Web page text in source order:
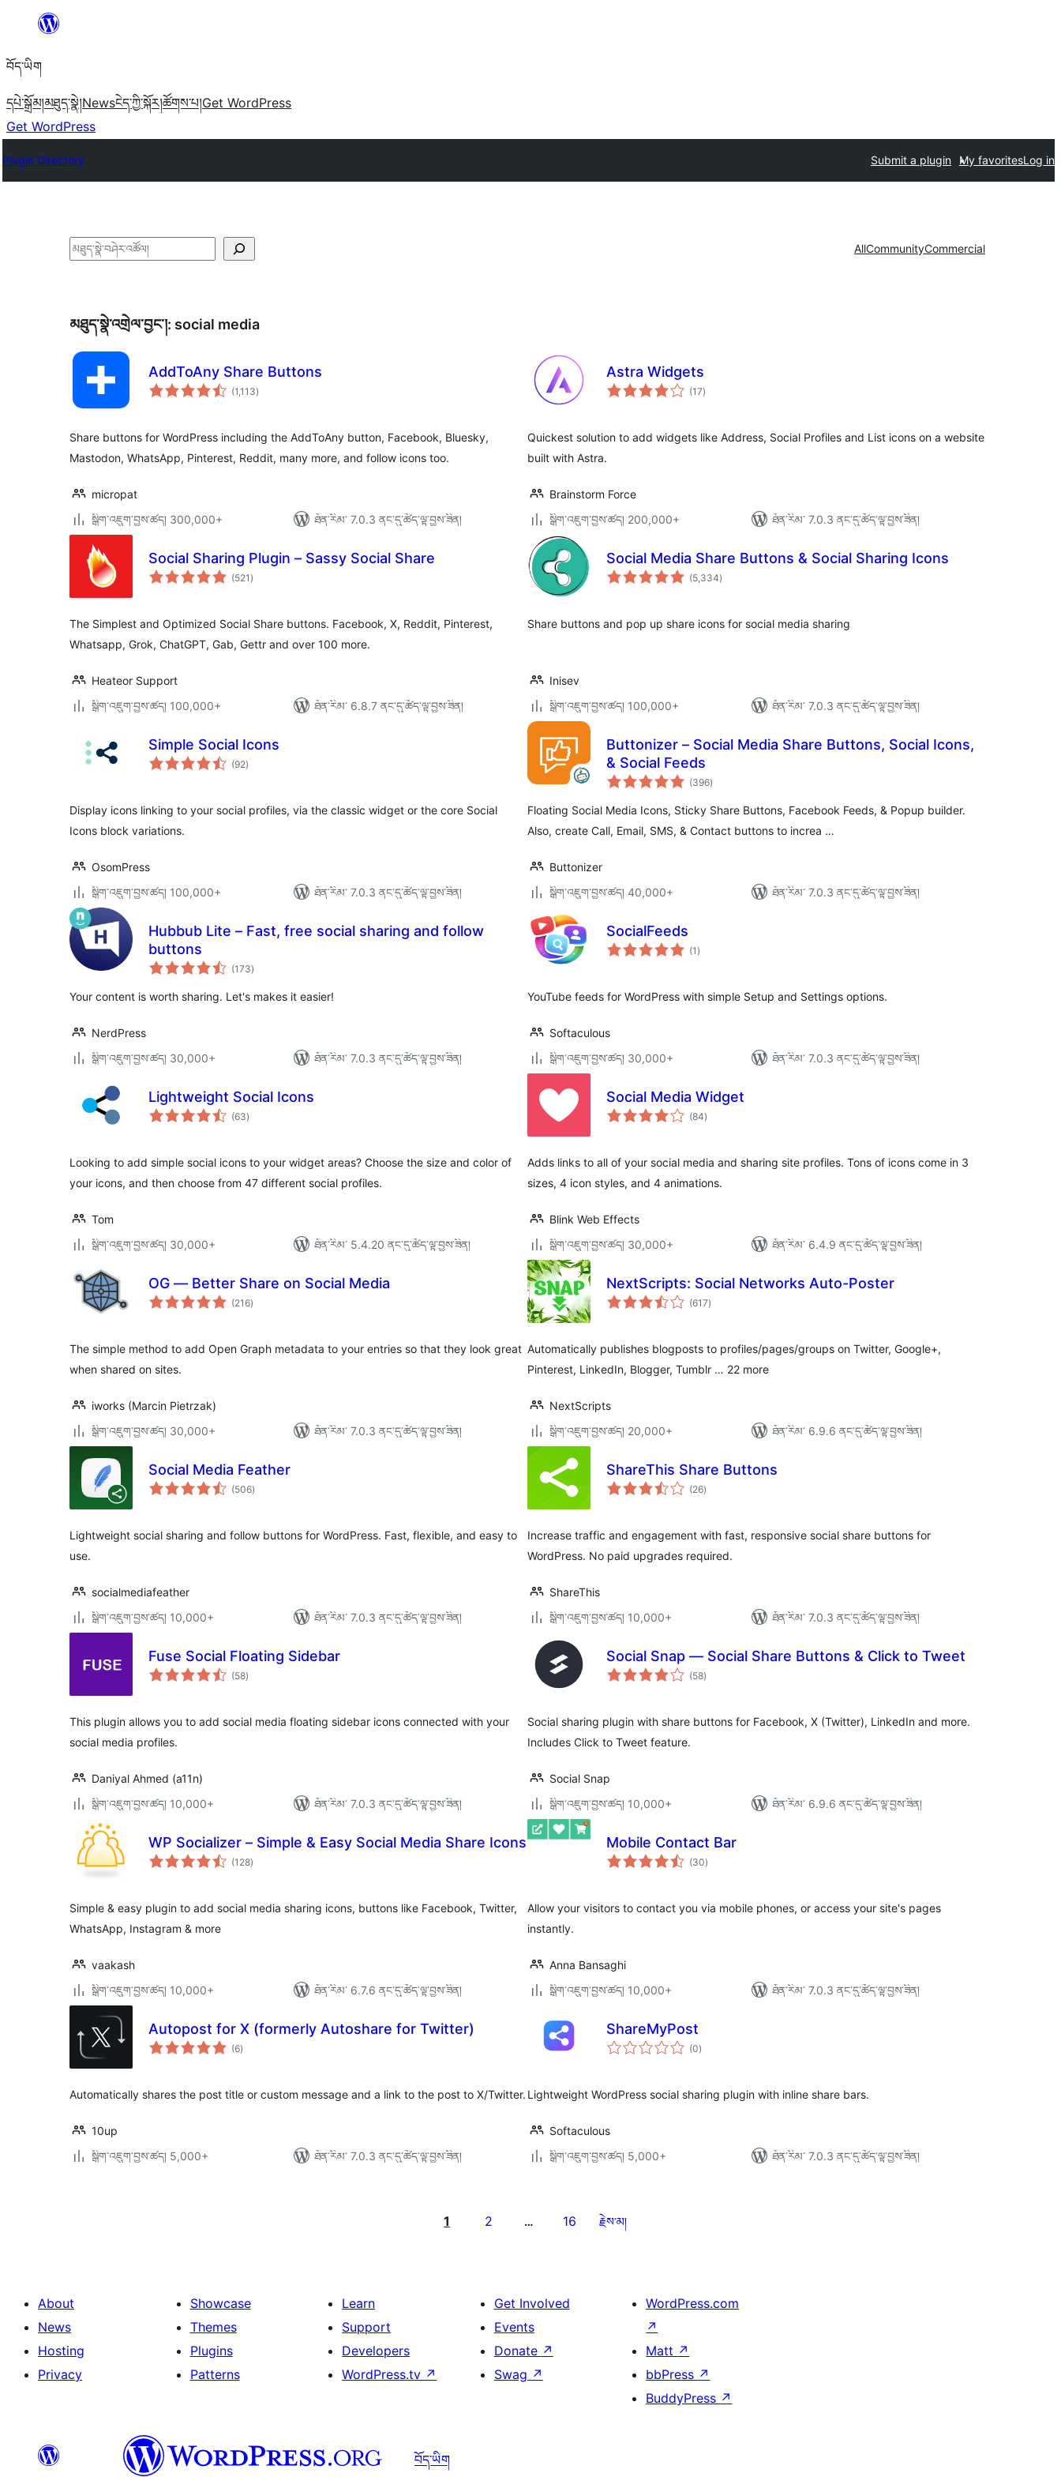
content
བོད་ཡིག
དཔེ་སྒྲོམ།མཐུད་སྣེ།Newsངེད་ཀྱི་སྐོར།ཚོགས་པ།Get WordPress
Get WordPress
Plugin Directory Submit a plugin My favoritesLog in
བཤེར་
AllCommunityCommercial
མཐུད་སྣེ་འགྲེལ་བྱང་།: social media
AddToAny Share Buttons
(1,113གདེང་
འཇོག་
)
Share buttons for WordPress including the AddToAny button, Facebook, Bluesky,
Mastodon, WhatsApp, Pinterest, Reddit, many more, and follow icons too.
micropat
སྒྲིག་འཇུག་བྱས་ཚད། 300,000+
ཐོན་རིམ་ 7.0.3 ནང་དུ་ཚོད་ལྟ་བྱས་ཟིན།
Astra Widgets
(17གདེང་
འཇོག་
)
Quickest solution to add widgets like Address, Social Profiles and List icons on a website
built with Astra.
Brainstorm Force
སྒྲིག་འཇུག་བྱས་ཚད། 200,000+
ཐོན་རིམ་ 7.0.3 ནང་དུ་ཚོད་ལྟ་བྱས་ཟིན།
Social Sharing Plugin – Sassy Social Share
(521 གདེང་
འཇོག་
)
The Simplest and Optimized Social Share buttons. Facebook, X, Reddit, Pinterest,
Whatsapp, Grok, ChatGPT, Gab, Gettr and over 100 more.
Heateor Support
སྒྲིག་འཇུག་བྱས་ཚད། 100,000+
ཐོན་རིམ་ 6.8.7 ནང་དུ་ཚོད་ལྟ་བྱས་ཟིན།
Social Media Share Buttons & Social Sharing Icons
(5,334གདེང་
འཇོག་
)
Share buttons and pop up share icons for social media sharing
Inisev
སྒྲིག་འཇུག་བྱས་ཚད། 100,000+
ཐོན་རིམ་ 7.0.3 ནང་དུ་ཚོད་ལྟ་བྱས་ཟིན།
Simple Social Icons
(92གདེང་
འཇོག་
)
Display icons linking to your social profiles, via the classic widget or the core Social
Icons block variations.
OsomPress
སྒྲིག་འཇུག་བྱས་ཚད། 100,000+
ཐོན་རིམ་ 7.0.3 ནང་དུ་ཚོད་ལྟ་བྱས་ཟིན།
Buttonizer – Social Media Share Buttons, Social Icons,
& Social Feeds
(396གདེང་
འཇོག་
ཚང་།
)
Floating Social Media Icons, Sticky Share Buttons, Facebook Feeds, & Popup builder.
Also, create Call, Email, SMS, & Contact buttons to increa …
Buttonizer
སྒྲིག་འཇུག་བྱས་ཚད། 40,000+
ཐོན་རིམ་ 7.0.3 ནང་དུ་ཚོད་ལྟ་བྱས་ཟིན།
Hubbub Lite – Fast, free social sharing and follow
buttons
(173གདེང་
འཇོག་
ཚང་།
)
Your content is worth sharing. Let's makes it easier!
NerdPress
སྒྲིག་འཇུག་བྱས་ཚད། 30,000+
ཐོན་རིམ་ 7.0.3 ནང་དུ་ཚོད་ལྟ་བྱས་ཟིན།
SocialFeeds
(1 གདེང་
འཇོག་
)
YouTube feeds for WordPress with simple Setup and Settings options.
Softaculous
སྒྲིག་འཇུག་བྱས་ཚད། 30,000+
ཐོན་རིམ་ 7.0.3 ནང་དུ་ཚོད་ལྟ་བྱས་ཟིན།
Lightweight Social Icons
(63གདེང་
འཇོག་
)
Looking to add simple social icons to your widget areas? Choose the size and color of
your icons, and then choose from 47 different social profiles.
Tom
སྒྲིག་འཇུག་བྱས་ཚད། 30,000+
ཐོན་རིམ་ 5.4.20 ནང་དུ་ཚོད་ལྟ་བྱས་ཟིན།
Social Media Widget
(84གདེང་
འཇོག་
)
Adds links to all of your social media and sharing site profiles. Tons of icons come in 3
sizes, 4 icon styles, and 4 animations.
Blink Web Effects
སྒྲིག་འཇུག་བྱས་ཚད། 30,000+
ཐོན་རིམ་ 6.4.9 ནང་དུ་ཚོད་ལྟ་བྱས་ཟིན།
OG — Better Share on Social Media
(216གདེང་
འཇོག་
)
The simple method to add Open Graph metadata to your entries so that they look great
when shared on sites.
iworks (Marcin Pietrzak)
སྒྲིག་འཇུག་བྱས་ཚད། 30,000+
ཐོན་རིམ་ 7.0.3 ནང་དུ་ཚོད་ལྟ་བྱས་ཟིན།
NextScripts: Social Networks Auto-Poster
(617གདེང་
འཇོག་
)
Automatically publishes blogposts to profiles/pages/groups on Twitter, Google+,
Pinterest, LinkedIn, Blogger, Tumblr … 22 more
NextScripts
སྒྲིག་འཇུག་བྱས་ཚད། 20,000+
ཐོན་རིམ་ 6.9.6 ནང་དུ་ཚོད་ལྟ་བྱས་ཟིན།
Social Media Feather
(506གདེང་
འཇོག་
)
Lightweight social sharing and follow buttons for WordPress. Fast, flexible, and easy to
use.
socialmediafeather
སྒྲིག་འཇུག་བྱས་ཚད། 10,000+
ཐོན་རིམ་ 7.0.3 ནང་དུ་ཚོད་ལྟ་བྱས་ཟིན།
ShareThis Share Buttons
(26གདེང་
འཇོག་
)
Increase traffic and engagement with fast, responsive social share buttons for
WordPress. No paid upgrades required.
ShareThis
སྒྲིག་འཇུག་བྱས་ཚད། 10,000+
ཐོན་རིམ་ 7.0.3 ནང་དུ་ཚོད་ལྟ་བྱས་ཟིན།
Fuse Social Floating Sidebar
(58གདེང་
འཇོག་
)
This plugin allows you to add social media floating sidebar icons connected with your
social media profiles.
Daniyal Ahmed (a11n)
སྒྲིག་འཇུག་བྱས་ཚད། 10,000+
ཐོན་རིམ་ 7.0.3 ནང་དུ་ཚོད་ལྟ་བྱས་ཟིན།
Social Snap — Social Share Buttons & Click to Tweet
(58གདེང་
འཇོག་
)
Social sharing plugin with share buttons for Facebook, X (Twitter), LinkedIn and more.
Includes Click to Tweet feature.
Social Snap
སྒྲིག་འཇུག་བྱས་ཚད། 10,000+
ཐོན་རིམ་ 6.9.6 ནང་དུ་ཚོད་ལྟ་བྱས་ཟིན།
WP Socializer – Simple & Easy Social Media Share Icons
(128གདེང་
འཇོག་
)
Simple & easy plugin to add social media sharing icons, buttons like Facebook, Twitter,
WhatsApp, Instagram & more
vaakash
སྒྲིག་འཇུག་བྱས་ཚད། 10,000+
ཐོན་རིམ་ 6.7.6 ནང་དུ་ཚོད་ལྟ་བྱས་ཟིན།
Mobile Contact Bar
(30གདེང་
འཇོག་
)
Allow your visitors to contact you via mobile phones, or access your site's pages
instantly.
Anna Bansaghi
སྒྲིག་འཇུག་བྱས་ཚད། 10,000+
ཐོན་རིམ་ 7.0.3 ནང་དུ་ཚོད་ལྟ་བྱས་ཟིན།
Autopost for X (formerly Autoshare for Twitter)
(6གདེང་
འཇོག་
)
Automatically shares the post title or custom message and a link to the post to X/Twitter.
10up
སྒྲིག་འཇུག་བྱས་ཚད། 5,000+
ཐོན་རིམ་ 7.0.3 ནང་དུ་ཚོད་ལྟ་བྱས་ཟིན།
ShareMyPost
(0གདེང་
འཇོག་
)
Lightweight WordPress social sharing plugin with inline share bars.
Softaculous
སྒྲིག་འཇུག་བྱས་ཚད། 5,000+
ཐོན་རིམ་ 7.0.3 ནང་དུ་ཚོད་ལྟ་བྱས་ཟིན།
1 2 … 16 རྗེས་མ།
About
News
Hosting
Privacy
Showcase
Themes
Plugins
Patterns
Learn
Support
Developers
WordPress.tv ↗
Get Involved
Events
Donate ↗
Swag ↗
WordPress.com
↗
Matt ↗
bbPress ↗
BuddyPress ↗
བོད་ཡིག